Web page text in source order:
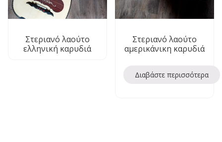
Στεριανό λαούτο
ελληνική καρυδιά
Στεριανό λαούτο
αμερικάνικη καρυδιά
Διαβάστε περισσότερα